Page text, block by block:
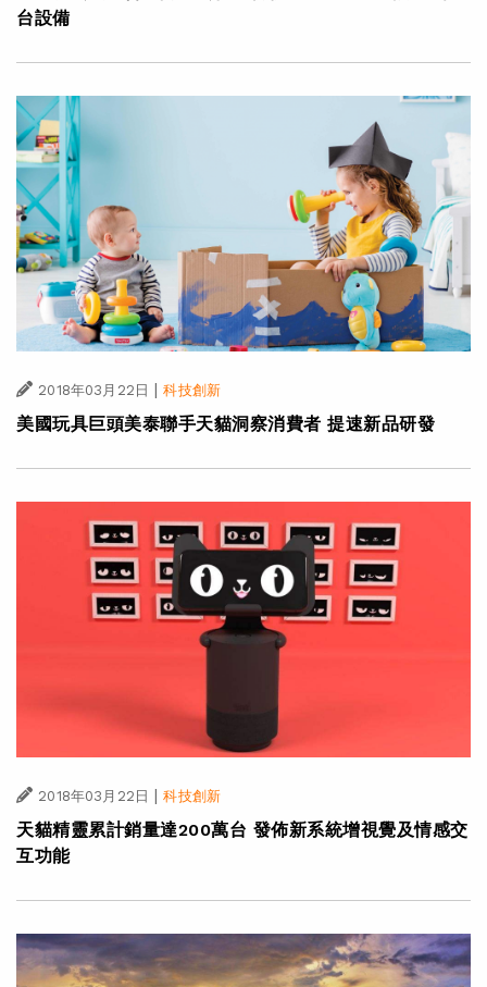
台設備
2018年03月22日 | 科技創新
美國玩具巨頭美泰聯手天貓洞察消費者 提速新品研發
2018年03月22日 | 科技創新
天貓精靈累計銷量達200萬台 發佈新系統增視覺及情感交
互功能